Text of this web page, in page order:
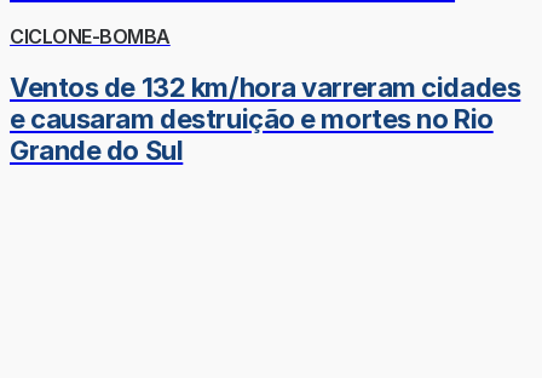
CICLONE-BOMBA
Ventos de 132 km/hora varreram cidades
e causaram destruição e mortes no Rio
Grande do Sul